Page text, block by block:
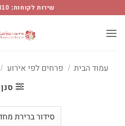
ליולדת
עמוד
Flowers
content
שירות לקוחות: 077-8047810
עמוד הבית / פרחים לפי אירוע /
סנן